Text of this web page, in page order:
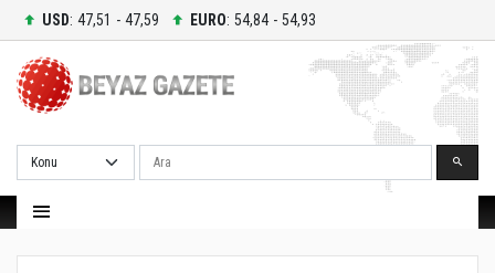
USD: 47,51 - 47,59 EURO: 54,84 - 54,93
Ara